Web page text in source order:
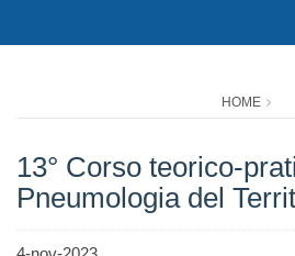
HOME
13° Corso teorico-
Pneumologia del